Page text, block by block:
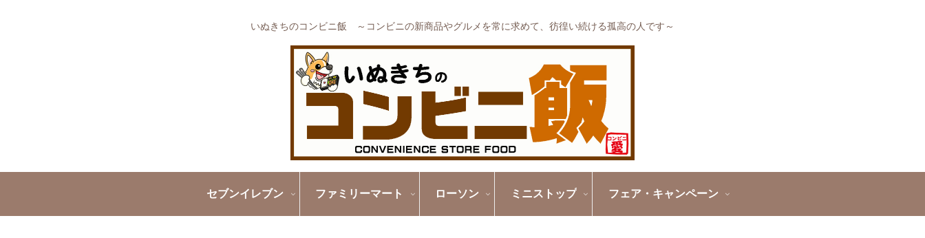
いぬきちのコンビニ飯 ～コンビニの新商品やグルメを常に求めて、彷徨い続ける孤高の人です～
セブンイレブン ファミリーマート ローソン ミニストップ フェア・キャンペーン